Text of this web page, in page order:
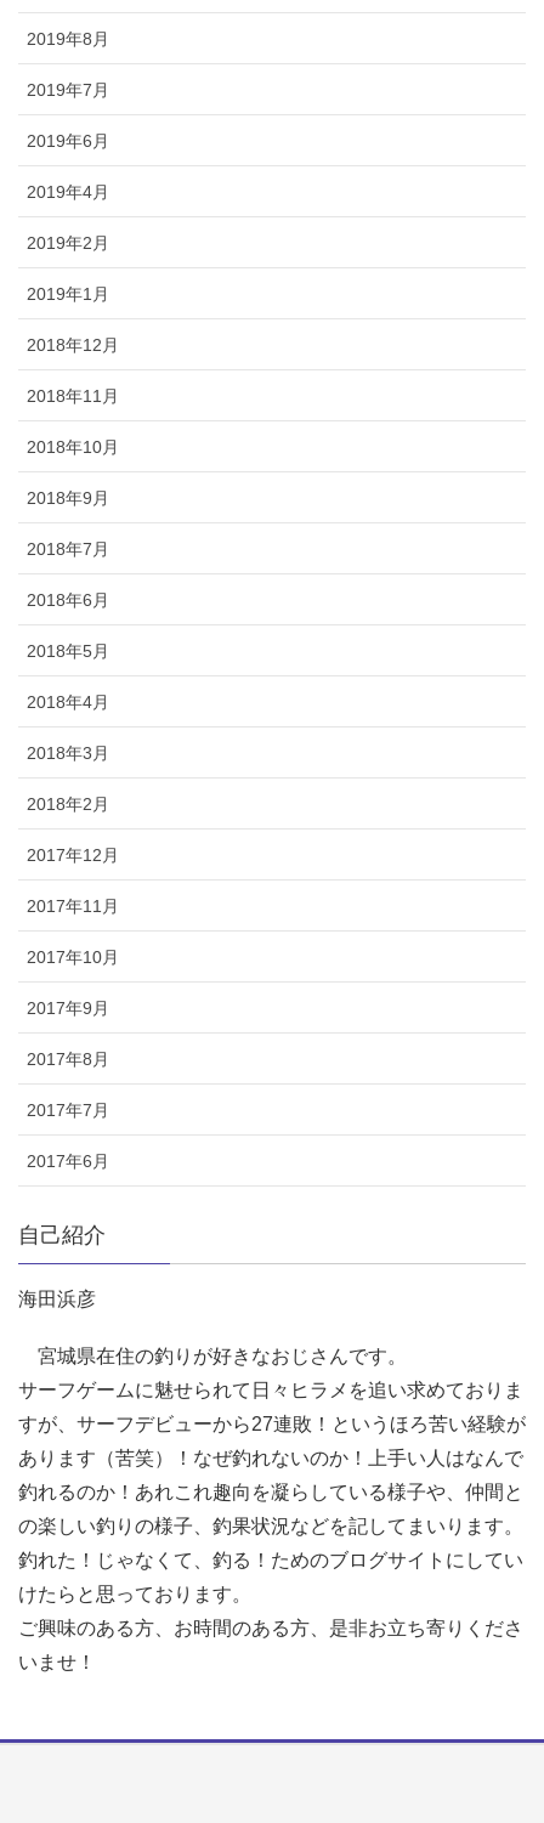
2019年8月
2019年7月
2019年6月
2019年4月
2019年2月
2019年1月
2018年12月
2018年11月
2018年10月
2018年9月
2018年7月
2018年6月
2018年5月
2018年4月
2018年3月
2018年2月
2017年12月
2017年11月
2017年10月
2017年9月
2017年8月
2017年7月
2017年6月
自己紹介
海田浜彦
宮城県在住の釣りが好きなおじさんです。
サーフゲームに魅せられて日々ヒラメを追い求めておりま
すが、サーフデビューから27連敗！というほろ苦い経験が
あります（苦笑）！なぜ釣れないのか！上手い人はなんで
釣れるのか！あれこれ趣向を凝らしている様子や、仲間と
の楽しい釣りの様子、釣果状況などを記してまいります。
釣れた！じゃなくて、釣る！ためのブログサイトにしてい
けたらと思っております。
ご興味のある方、お時間のある方、是非お立ち寄りくださ
いませ！